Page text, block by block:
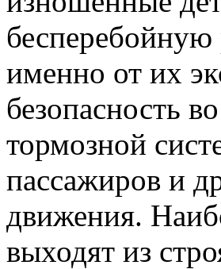
бесперебойную
именно от их
безопасность
тормозной
пассажиров и
движения.
выходят из